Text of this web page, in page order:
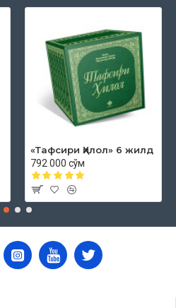
«Тафсири Ҳилол» 6 жилд
792 000 сўм